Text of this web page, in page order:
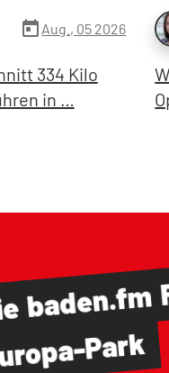
todayAug., 05 2026
334 Kilo
in …
baden.fm
Park